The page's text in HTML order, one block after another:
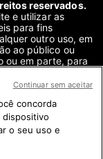
reservados.
e utilizar as
para fins
outro uso, em
ao público ou
ou em parte, para
a AFP, é
fatos são
compreensão
não obteve
direitos autorais
concorda
dispositivo
o seu uso e
Continuar sem aceitar